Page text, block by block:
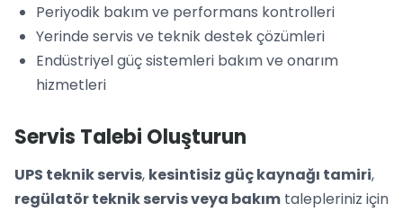
Periyodik bakım ve performans kontrolleri
Yerinde servis ve teknik destek çözümleri
Endüstriyel güç sistemleri bakım ve onarım
hizmetleri
Servis Talebi Oluşturun
UPS teknik servis, kesintisiz güç kaynağı tamiri,
regülatör teknik servis veya bakım talepleriniz için